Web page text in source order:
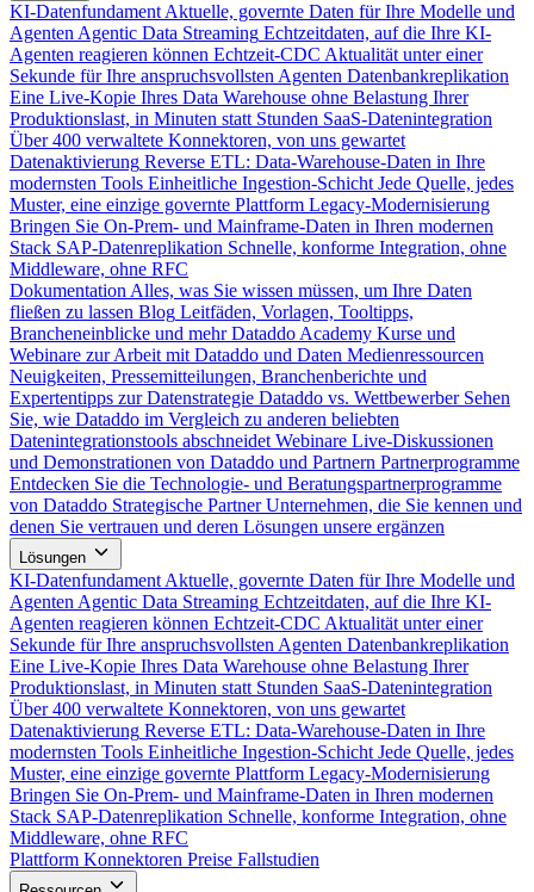
KI-Datenfundament Aktuelle, governte Daten für Ihre Modelle und
Agenten Agentic Data Streaming Echtzeitdaten, auf die Ihre KI-
Agenten reagieren können Echtzeit-CDC Aktualität unter einer
Sekunde für Ihre anspruchsvollsten Agenten Datenbankreplikation
Eine Live-Kopie Ihres Data Warehouse ohne Belastung Ihrer
Produktionslast, in Minuten statt Stunden SaaS-Datenintegration
Über 400 verwaltete Konnektoren, von uns gewartet
Datenaktivierung Reverse ETL: Data-Warehouse-Daten in Ihre
modernsten Tools Einheitliche Ingestion-Schicht Jede Quelle, jedes
Muster, eine einzige governte Plattform Legacy-Modernisierung
Bringen Sie On-Prem- und Mainframe-Daten in Ihren modernen
Stack SAP-Datenreplikation Schnelle, konforme Integration, ohne
Middleware, ohne RFC
Dokumentation Alles, was Sie wissen müssen, um Ihre Daten
fließen zu lassen Blog Leitfäden, Vorlagen, Tooltipps,
Brancheneinblicke und mehr Dataddo Academy Kurse und
Webinare zur Arbeit mit Dataddo und Daten Medienressourcen
Neuigkeiten, Pressemitteilungen, Branchenberichte und
Expertentipps zur Datenstrategie Dataddo vs. Wettbewerber Sehen
Sie, wie Dataddo im Vergleich zu anderen beliebten
Datenintegrationstools abschneidet Webinare Live-Diskussionen
und Demonstrationen von Dataddo und Partnern Partnerprogramme
Entdecken Sie die Technologie- und Beratungspartnerprogramme
von Dataddo Strategische Partner Unternehmen, die Sie kennen und
denen Sie vertrauen und deren Lösungen unsere ergänzen
Lösungen
KI-Datenfundament Aktuelle, governte Daten für Ihre Modelle und
Agenten Agentic Data Streaming Echtzeitdaten, auf die Ihre KI-
Agenten reagieren können Echtzeit-CDC Aktualität unter einer
Sekunde für Ihre anspruchsvollsten Agenten Datenbankreplikation
Eine Live-Kopie Ihres Data Warehouse ohne Belastung Ihrer
Produktionslast, in Minuten statt Stunden SaaS-Datenintegration
Über 400 verwaltete Konnektoren, von uns gewartet
Datenaktivierung Reverse ETL: Data-Warehouse-Daten in Ihre
modernsten Tools Einheitliche Ingestion-Schicht Jede Quelle, jedes
Muster, eine einzige governte Plattform Legacy-Modernisierung
Bringen Sie On-Prem- und Mainframe-Daten in Ihren modernen
Stack SAP-Datenreplikation Schnelle, konforme Integration, ohne
Middleware, ohne RFC
Plattform Konnektoren Preise Fallstudien